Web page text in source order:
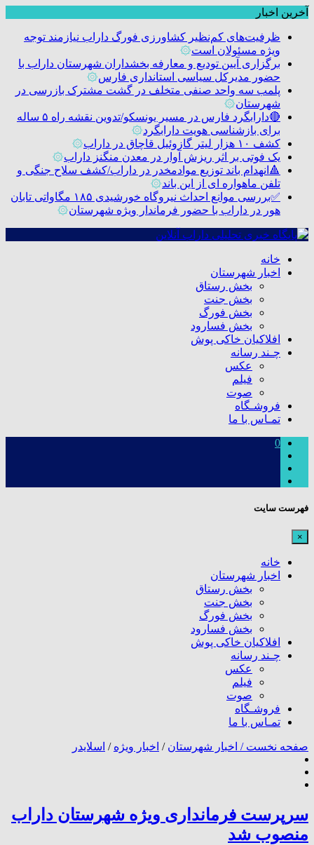
آخرین اخبار
ظرفیت‌های کم‌نظیر کشاورزی فورگ داراب نیازمند توجه
ویژه مسئولان است۞
برگزاری آیین تودیع و معارفه بخشداران شهرستان داراب با
حضور مدیرکل سیاسی استانداری فارس۞
پلمب سه واحد صنفی متخلف در گشت مشترک بازرسی در
شهرستان۞
🔴دارابگرد فارس در مسیر یونسکو/تدوین نقشه راه ۵ ساله
برای بازشناسی هویت دارابگرد۞
کشف ۱۰ هزار لیتر گازوئیل قاچاق در داراب
۞
یک فوتی بر اثر ریزش آوار در معدن منگنز داراب۞
🔺انهدام باند توزیع موادمخدر در داراب/کشف سلاح جنگی و
تلفن ماهواره ای از این باند۞
✅بررسی موانع احداث نیروگاه خورشیدی ۱۸۵ مگاواتی تابان
هور در داراب با حضور فرماندار ویژه شهرستان۞
خانه
اخبار شهرستان
بخش رستاق
بخش جنت
بخش فورگ
بخش فسارود
افلاکیان خاکی پوش
چـند رسانه
عکس
فیلم
صوت
فروشـگاه
تمـاس با ما
0
فهرست سایت
×
خانه
اخبار شهرستان
بخش رستاق
بخش جنت
بخش فورگ
بخش فسارود
افلاکیان خاکی پوش
چـند رسانه
عکس
فیلم
صوت
فروشـگاه
تمـاس با ما
صفحه نخست / اخبار شهرستان / اخبار ویژه / اسلایدر
سرپرست فرمانداری ویژه شهرستان داراب
منصوب شد